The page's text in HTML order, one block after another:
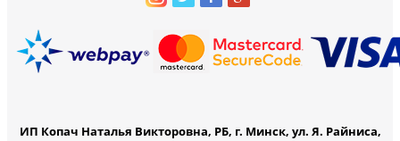
ИП Копач Наталья Викторовна, РБ, г. Минск, ул. Я. Райниса,